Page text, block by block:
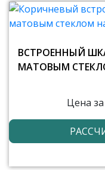
ВСТРОЕННЫЙ
МАТОВЫМ
Цена